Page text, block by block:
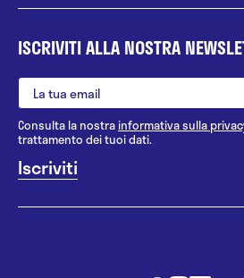
ISCRIVITI ALLA NOSTRA
Consulta la nostrainformativa sulla
trattamento dei tuoi dati.